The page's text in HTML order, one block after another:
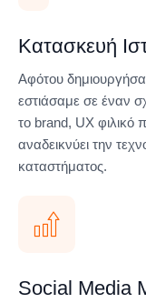
Κατασκευή
Αφότου
εστιάσαμε σε έναν
το brand, UX φιλικό
αναδεικνύει την
καταστήματος.
Social Media